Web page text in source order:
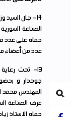
14- جال السيد
الصناعة
حماه على عدد
عدد من أعضاء
13- تحت رعاية
جوخدار و
المهندس محمد
غرف الصناعة
حماه الاستاذ